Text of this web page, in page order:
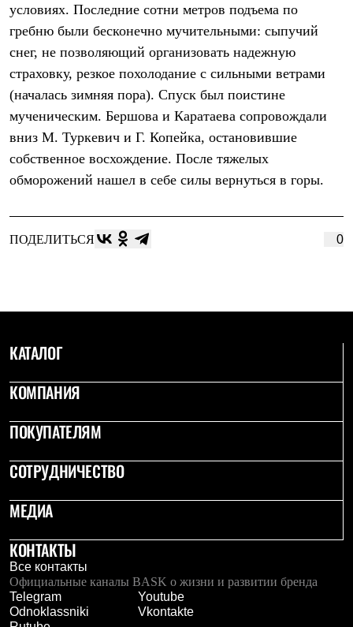
Теплое термобелье
Легкое термобелье
Флисовая одежда
Брюки
Детская одежда
Утепленная пухом
Комбинезоны
Куртки
Брюки
Утепленная синтетикой
Комбинезоны
Брюки
Лёгкая одежда
Футболки
Брюки
Комбинезоны
Термобелье
Снаряжение
Палатки и тенты
Тенты
Рюкзаки
Экспедиционные
Альпинистские
Городские
Аксессуары для рюкзаков
Спальные мешки
Пуховые
Комбинированные
условиях. Последние сотни метров подъема по
гребню были бесконечно мучительными: сыпучий
снег, не позволяющий организовать надежную
страховку, резкое похолодание с сильными ветрами
(началась зимняя пора). Спуск был поистине
мученическим. Бершова и Каратаева сопровождали
вниз М. Туркевич и Г. Копейка, остановившие
собственное восхождение. После тяжелых
обморожений нашел в себе силы вернуться в горы.
ПОДЕЛИТЬСЯ 0
КАТАЛОГ
КОМПАНИЯ
ПОКУПАТЕЛЯМ
СОТРУДНИЧЕСТВО
МЕДИА
КОНТАКТЫ
Все контакты
Официальные каналы BASK о жизни и развитии бренда
Telegram
Youtube
Odnoklassniki
Vkontakte